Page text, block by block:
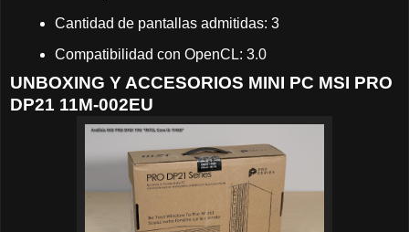
Cantidad de pantallas admitidas: 3
Compatibilidad con OpenCL: 3.0
UNBOXING Y ACCESORIOS MINI PC MSI PRO
DP21 11M-002EU